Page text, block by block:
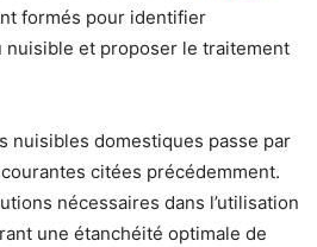
formés pour identifier
nuisible et proposer le traitement
nuisibles domestiques passe par
citées précédemment.
nécessaires dans l’utilisation
une étanchéité optimale de